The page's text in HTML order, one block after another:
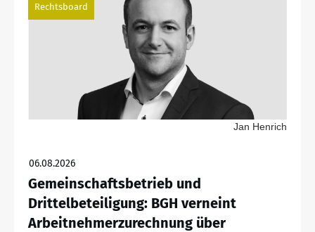
Rechtsboard
Jan Henrich
06.08.2026
Gemeinschaftsbetrieb und
Drittelbeteiligung: BGH verneint
Arbeitnehmerzurechnung über